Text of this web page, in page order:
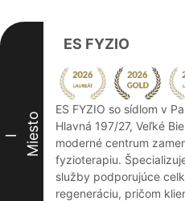
I Miesto
ES FYZIO
ES FYZIO so sídlom v
Hlavná 197/27, Veľké
moderné centrum
fyzioterapiu.
služby podporujúce
regeneráciu, pričom